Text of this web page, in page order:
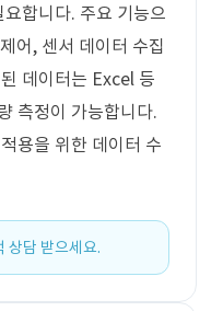
합니다. 주요 기능으
어, 센서 데이터 수집
데이터는 Excel 등
측정이 가능합니다.
용을 위한 데이터 수
상담 받으세요.